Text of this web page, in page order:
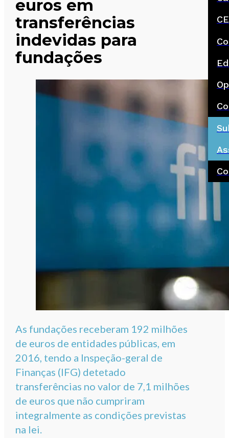
euros em
transferências
indevidas para
fundações
As fundações receberam 192 milhões
de euros de entidades públicas, em
2016, tendo a Inspeção-geral de
Finanças (IFG) detetado
transferências no valor de 7,1 milhões
de euros que não cumpriram
integralmente as condições previstas
na lei.